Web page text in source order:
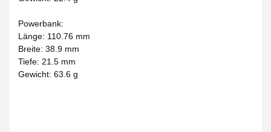
Powerbank:
Länge: 110.76 mm
Breite: 38.9 mm
Tiefe: 21.5 mm
Gewicht: 63.6 g